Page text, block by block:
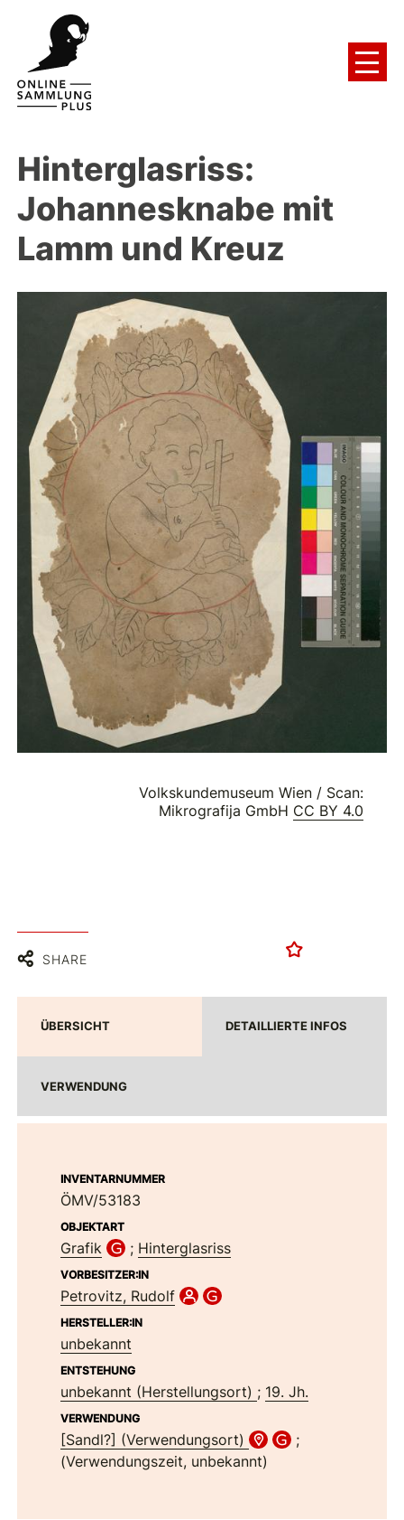
Hinterglasriss:
Johannesknabe mit
Lamm und Kreuz
Volkskundemuseum Wien / Scan:
Mikrografija GmbH CC BY 4.0
SHARE
ÜBERSICHT DETAILLIERTE INFOS
VERWENDUNG
INVENTARNUMMER
ÖMV/53183
OBJEKTART
Grafik ; Hinterglasriss
VORBESITZER:IN
Petrovitz, Rudolf
HERSTELLER:IN
unbekannt
ENTSTEHUNG
unbekannt (Herstellungsort) ; 19. Jh.
VERWENDUNG
[Sandl?] (Verwendungsort)
;
(Verwendungszeit, unbekannt)